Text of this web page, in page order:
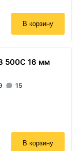
В корзину
500С 16 мм
15
В корзину